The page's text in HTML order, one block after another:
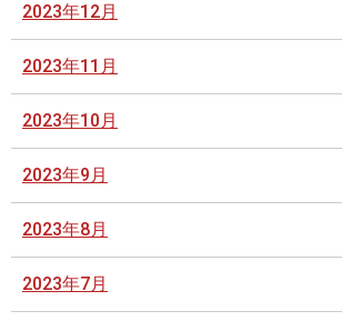
2023年12月
2023年11月
2023年10月
2023年9月
2023年8月
2023年7月